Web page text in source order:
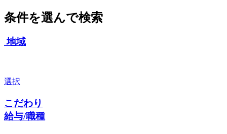
条件を選んで検索
地域
選択
こだわり
給与/職種